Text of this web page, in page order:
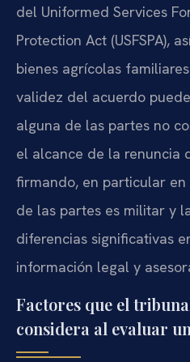
del Uniformed Services
Protection Act (USFSPA),
bienes agrícolas
validez del acuerdo
alguna de las partes no
el alcance de la renuncia
firmando, en particular
de las partes es militar y
diferencias significativas
información legal y
Factores que el
considera al evaluar